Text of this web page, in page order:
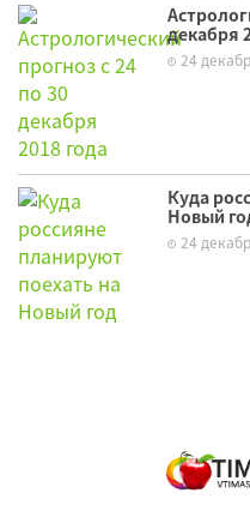
декабря
24
Куда
Новый
24